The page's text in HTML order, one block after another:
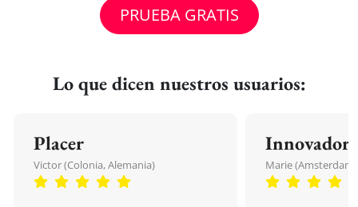
PRUEBA GRATIS
Lo que dicen nuestros usuarios:
Placer
Victor (Colonia, Alemania)
Innovador
Marie (Amsterdam,